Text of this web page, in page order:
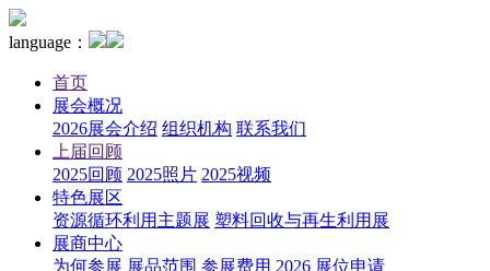
language：
首页
展会概况
2026展会介绍 组织机构 联系我们
上届回顾
2025回顾 2025照片 2025视频
特色展区
资源循环利用主题展 塑料回收与再生利用展
展商中心
为何参展 展品范围 参展费用 2026 展位申请